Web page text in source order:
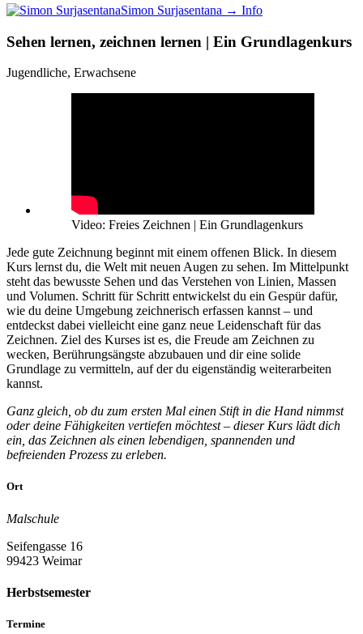
Simon Surjasentana → Info
Sehen lernen, zeichnen lernen | Ein Grundlagenkurs
Jugendliche, Erwachsene
Video: Freies Zeichnen | Ein Grundlagenkurs
Jede gute Zeichnung beginnt mit einem offenen Blick. In diesem
Kurs lernst du, die Welt mit neuen Augen zu sehen. Im Mittelpunkt
steht das bewusste Sehen und das Verstehen von Linien, Massen
und Volumen. Schritt für Schritt entwickelst du ein Gespür dafür,
wie du deine Umgebung zeichnerisch erfassen kannst – und
entdeckst dabei vielleicht eine ganz neue Leidenschaft für das
Zeichnen. Ziel des Kurses ist es, die Freude am Zeichnen zu
wecken, Berührungsängste abzubauen und dir eine solide
Grundlage zu vermitteln, auf der du eigenständig weiterarbeiten
kannst.
Ganz gleich, ob du zum ersten Mal einen Stift in die Hand nimmst
oder deine Fähigkeiten vertiefen möchtest – dieser Kurs lädt dich
ein, das Zeichnen als einen lebendigen, spannenden und
befreienden Prozess zu erleben.
Ort
Malschule
Seifengasse 16
99423 Weimar
Herbstsemester
Termine